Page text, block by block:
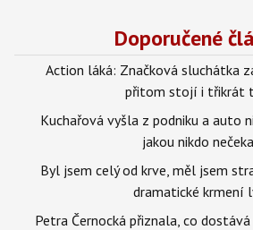
Doporučené
Action láká: Značková sluchátka
přitom stojí i třikrát
Kuchařová vyšla z podniku a auto
jakou nikdo
Byl jsem celý od krve, měl jsem
dramatické krmení
Petra Černocká přiznala, co